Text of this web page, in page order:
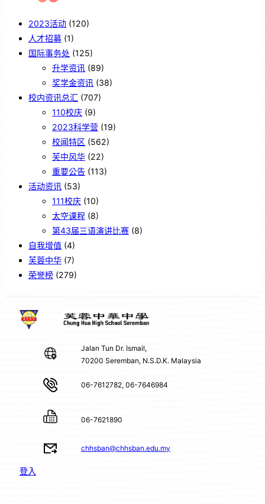
2023活动 (120)
人才招募 (1)
国际事务处 (125)
升学资讯 (89)
奖学金资讯 (38)
校内资讯总汇 (707)
110校庆 (9)
2023科学营 (19)
校闻特区 (562)
芙中风华 (22)
重要公告 (113)
活动资讯 (53)
111校庆 (10)
太空课程 (8)
第43届三语演讲比赛 (8)
自我增值 (4)
芙蓉中华 (7)
荣誉榜 (279)
Jalan Tun Dr. Ismail,
70200 Seremban, N.S.D.K. Malaysia
06-7612782, 06-7646984
06-7621890
chhsban@chhsban.edu.my
登入